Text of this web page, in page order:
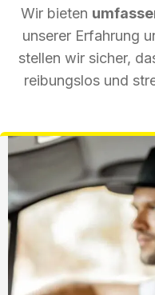
Wir bieten
unserer Erfahrung
stellen wir sicher,
reibungslos und